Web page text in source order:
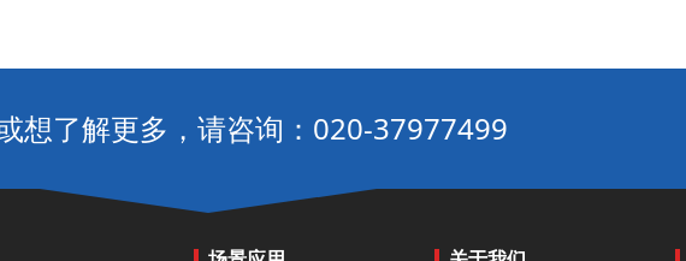
想了解更多，请咨询：020-37977499